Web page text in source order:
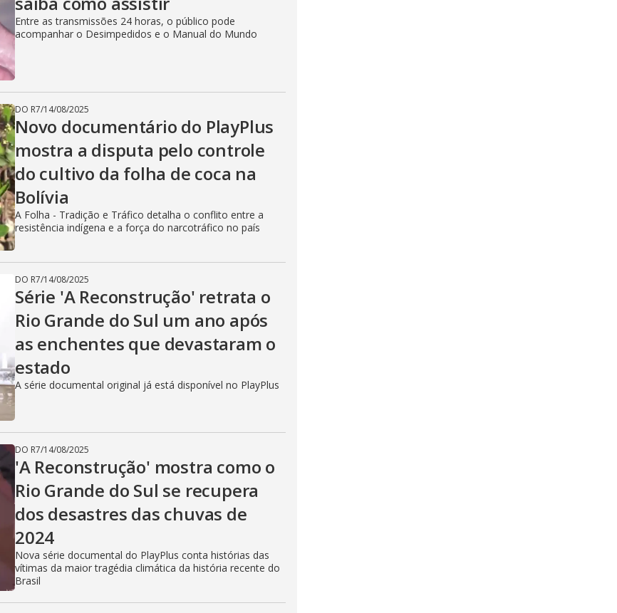
Entre as transmissões 24 horas, o público pode
acompanhar o Desimpedidos e o Manual do Mundo
DO R7/14/08/2025
Novo documentário do PlayPlus
mostra a disputa pelo controle
do cultivo da folha de coca na
Bolívia
A Folha - Tradição e Tráfico detalha o conflito entre a
resistência indígena e a força do narcotráfico no país
DO R7/14/08/2025
Série 'A Reconstrução' retrata o
Rio Grande do Sul um ano após
as enchentes que devastaram o
estado
A série documental original já está disponível no PlayPlus
DO R7/14/08/2025
'A Reconstrução' mostra como o
Rio Grande do Sul se recupera
dos desastres das chuvas de
2024
Nova série documental do PlayPlus conta histórias das
vítimas da maior tragédia climática da história recente do
Brasil